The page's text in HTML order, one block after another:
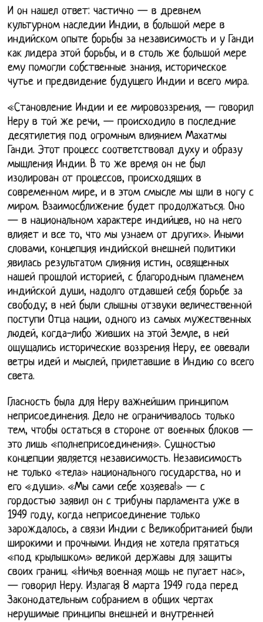
И он нашел ответ: частично — в древнем
культурном наследии Индии, в большой мере в
индийском опыте борьбы за независимость и у Ганди
как лидера этой борьбы, и в столь же большой мере
ему помогли собственные знания, историческое
чутье и предвидение будущего Индии и всего мира.
«Становление Индии и ее мировоззрения, — говорил
Неру в той же речи, — происходило в последние
десятилетия под огромным влиянием Махатмы
Ганди. Этот процесс соответствовал духу и образу
мышления Индии. В то же время он не был
изолирован от процессов, происходящих в
современном мире, и в этом смысле мы шли в ногу с
миром. Взаимосближение будет продолжаться. Оно
— в национальном характере индийцев, но на него
влияет и все то, что мы узнаем от других». Иными
словами, концепция индийской внешней политики
явилась результатом слияния истин, освященных
нашей прошлой историей, с благородным пламенем
индийской души, надолго отдавшей себя борьбе за
свободу; в ней были слышны отзвуки величественной
поступи Отца нации, одного из самых мужественных
людей, когда-либо живших на этой Земле, в ней
ощущались исторические воззрения Неру, ее овевали
ветры идей и мыслей, прилетавшие в Индию со всего
света.
Гласность была для Неру важнейшим принципом
неприсоединения. Дело не ограничивалось только
тем, чтобы остаться в стороне от военных блоков —
это лишь «полнеприсоединения». Сущностью
концепции является независимость. Независимость
не только «тела» национального государства, но и
его «души». «Мы сами себе хозяева!» — с
гордостью заявил он с трибуны парламента уже в
1949 году, когда неприсоединение только
зарождалось, а связи Индии с Великобританией были
широкими и прочными. Индия не хотела прятаться
«под крылышком» великой державы для защиты
своих границ. «Ничья военная мощь не пугает нас»,
— говорил Неру. Излагая 8 марта 1949 года перед
Законодательным собранием в общих чертах
нерушимые принципы внешней и внутренней